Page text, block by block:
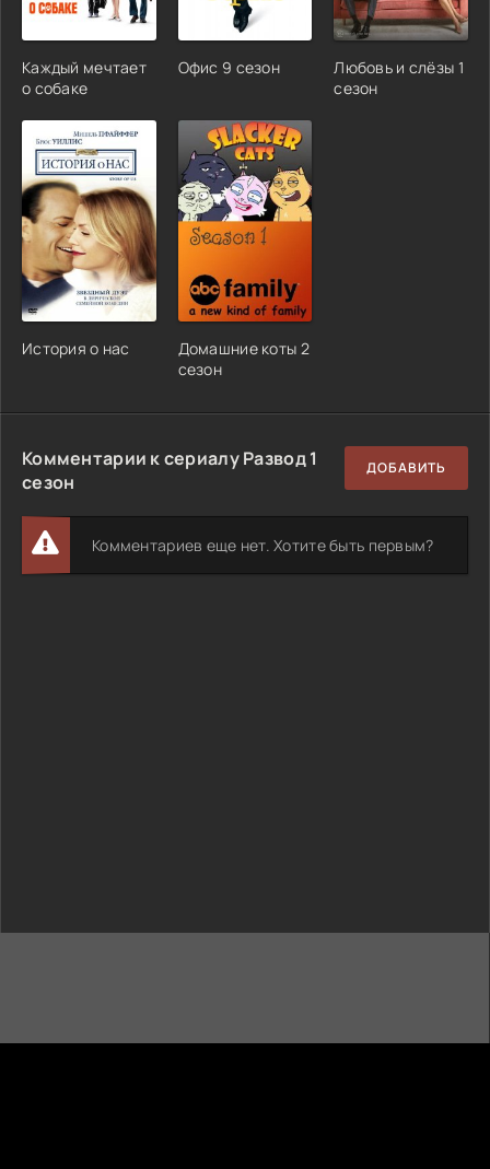
Каждый мечтает
о собаке
Офис 9 сезон
Любовь и слёзы 1
сезон
История о нас
Домашние коты 2
сезон
Комментарии к сериалу Развод 1
сезон
ДОБАВИТЬ
Комментариев еще нет. Хотите быть первым?